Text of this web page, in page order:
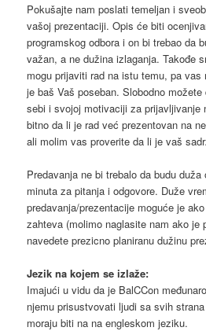
Pokušajte nam poslati temeljan i
vašoj prezentaciji. Opis će biti
programskog odbora i on bi trebao da
važan, a ne dužina izlaganja. Takođe
mogu prijaviti rad na istu temu, pa
je baš Vaš poseban. Slobodno
sebi i svojoj motivaciji za prijavljivanje
bitno da li je rad već prezentovan na
ali molim vas proverite da li je vaš
Predavanja ne bi trebalo da budu
minuta za pitanja i odgovore. Duže
predavanja/prezentacije moguće je
zahteva (molimo naglasite nam ako je
navedete prezicno planiranu dužinu
Jezik na kojem se izlaže:
Imajući u vidu da je BalCCon
njemu prisustvovati ljudi sa svih
moraju biti na na engleskom jeziku.